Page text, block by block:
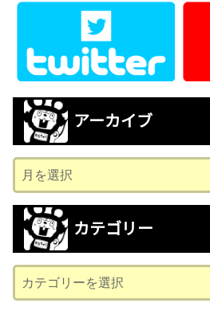
アーカイブ
ー
カ
ブ
カテゴリー
テ